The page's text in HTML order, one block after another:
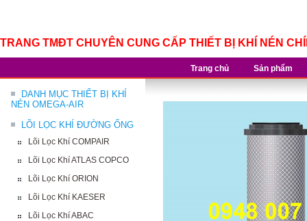
TRANG TMĐT CHUYÊN CUNG CẤP THIẾT BỊ KHÍ NÉN
Trang chủ Sản phẩm
DANH MỤC THIẾT BỊ KHÍ
NÉN OMEGA-AIR
LÕI LỌC KHÍ ĐƯỜNG ỐNG
Lõi Lọc Khí COMPAIR
Lõi Lọc Khí ATLAS COPCO
Lõi Lọc Khí ORION
Lõi Lọc Khí KAESER
Lõi Lọc Khí ABAC